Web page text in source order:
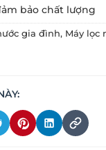
bảo chất lượng
gia đình, Máy lọc